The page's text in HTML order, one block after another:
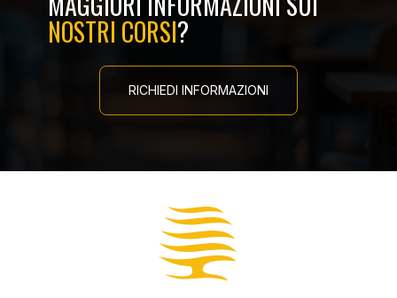
NOSTRI CORSI?
RICHIEDI INFORMAZIONI